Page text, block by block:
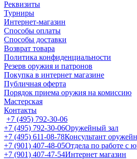
Реквизиты
Турниры
Интернет-магазин
Способы оплаты
Способы доставки
Возврат товара
Политика конфиденциальности
Резерв оружия и патронов
Покупка в интернет магазине
Публичная оферта
Порядок приема оружия на комиссию
Мастерская
Контакты
+7 (495) 792-30-06
+7 (495) 792-30-06Оружейный зал
+7 (495) 611-08-78Консультант
+7 (901) 407-48-05Отдела по работе с
+7 (901) 407-47-54Интернет магазин